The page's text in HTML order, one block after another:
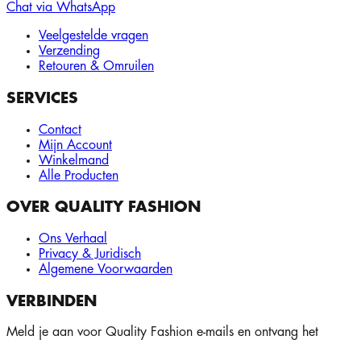
Chat via WhatsApp
Veelgestelde vragen
Verzending
Retouren & Omruilen
SERVICES
Contact
Mijn Account
Winkelmand
Alle Producten
OVER QUALITY FASHION
Ons Verhaal
Privacy & Juridisch
Algemene Voorwaarden
VERBINDEN
Meld je aan voor Quality Fashion e-mails en ontvang het